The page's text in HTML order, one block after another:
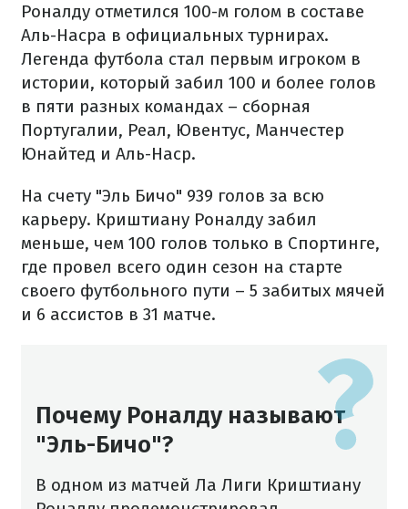
Роналду отметился 100-м голом в составе
Аль-Насра в официальных турнирах.
Легенда футбола стал первым игроком в
истории, который забил 100 и более голов
в пяти разных командах – сборная
Португалии, Реал, Ювентус, Манчестер
Юнайтед и Аль-Наср.
На счету "Эль Бичо" 939 голов за всю
карьеру. Криштиану Роналду забил
меньше, чем 100 голов только в Спортинге,
где провел всего один сезон на старте
своего футбольного пути – 5 забитых мячей
и 6 ассистов в 31 матче.
Почему Роналду называют
"Эль-Бичо"?
В одном из матчей Ла Лиги Криштиану